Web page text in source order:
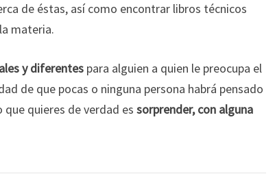
de éstas, así como encontrar libros técnicos
materia.
y diferentes para alguien a quien le preocupa el
de que pocas o ninguna persona habrá pensado
quieres de verdad es sorprender, con alguna